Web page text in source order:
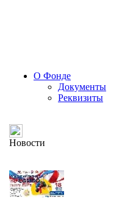
О Фонде
Документы
Реквизиты
Новости